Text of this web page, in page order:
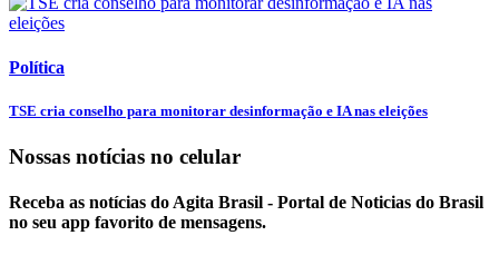
Política
TSE cria conselho para monitorar desinformação e IA nas eleições
Nossas notícias no celular
Receba as notícias do Agita Brasil - Portal de Noticias do Brasil
no seu app favorito de mensagens.